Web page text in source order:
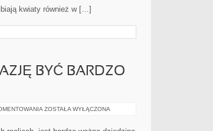
kwiaty również w […]
BYĆ BARDZO
STYL
MA
ZOSTAŁA WYŁĄCZONA